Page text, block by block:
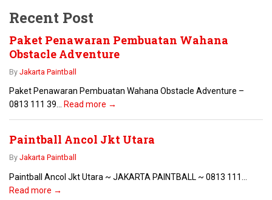
Recent Post
Paket Penawaran Pembuatan Wahana
Obstacle Adventure
By Jakarta Paintball
Paket Penawaran Pembuatan Wahana Obstacle Adventure –
0813 111 39... Read more →
Paintball Ancol Jkt Utara
By Jakarta Paintball
Paintball Ancol Jkt Utara ~ JAKARTA PAINTBALL ~ 0813 111...
Read more →